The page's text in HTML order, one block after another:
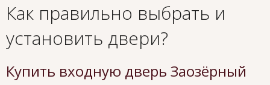
Как правильно выбрать и
установить двери?
Купить входную дверь Заозёрный